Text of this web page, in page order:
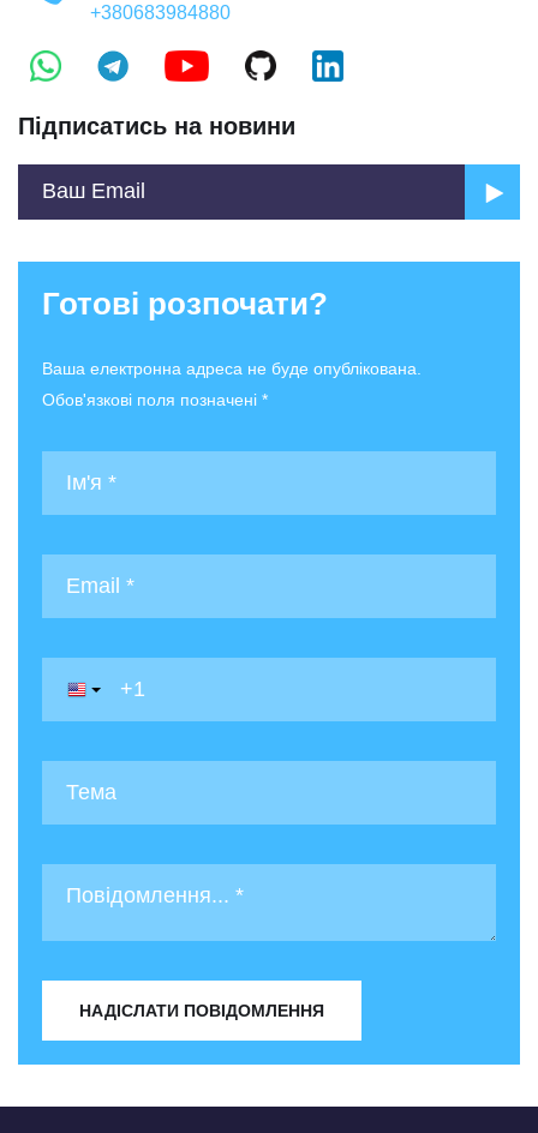
+380683984880
Підписатись на новини
Готові розпочати?
Ваша електронна адреса не буде опублікована.
Обов'язкові поля позначені *
НАДІСЛАТИ ПОВІДОМЛЕННЯ